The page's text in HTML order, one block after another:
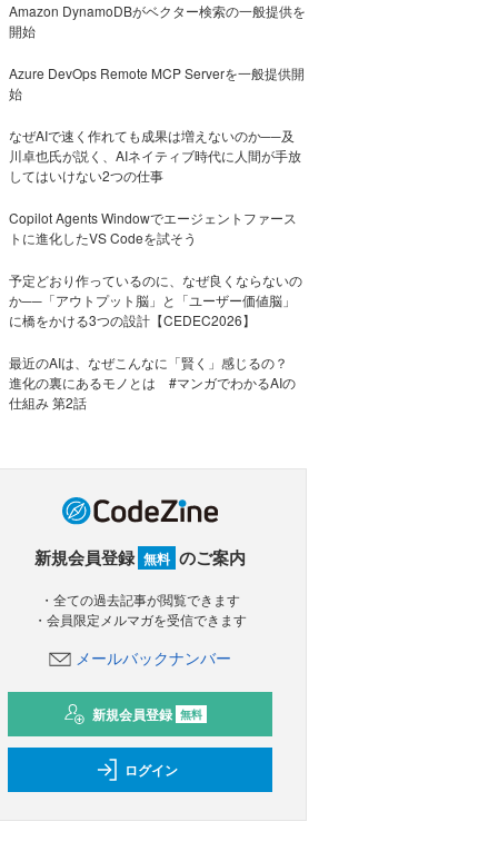
Amazon DynamoDBがベクター検索の一般提供を
開始
Azure DevOps Remote MCP Serverを一般提供開
始
なぜAIで速く作れても成果は増えないのか──及
川卓也氏が説く、AIネイティブ時代に人間が手放
してはいけない2つの仕事
Copilot Agents Windowでエージェントファース
トに進化したVS Codeを試そう
予定どおり作っているのに、なぜ良くならないの
か──「アウトプット脳」と「ユーザー価値脳」
に橋をかける3つの設計【CEDEC2026】
最近のAIは、なぜこんなに「賢く」感じるの？
進化の裏にあるモノとは #マンガでわかるAIの
仕組み 第2話
新規会員登録 無料 のご案内
・全ての過去記事が閲覧できます
・会員限定メルマガを受信できます
メールバックナンバー
新規会員登録 無料
ログイン